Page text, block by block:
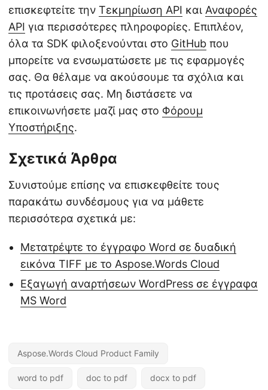
επισκεφτείτε την Τεκμηρίωση API και Αναφορές
API για περισσότερες πληροφορίες. Επιπλέον,
όλα τα SDK φιλοξενούνται στο GitHub που
μπορείτε να ενσωματώσετε με τις εφαρμογές
σας. Θα θέλαμε να ακούσουμε τα σχόλια και
τις προτάσεις σας. Μη διστάσετε να
επικοινωνήσετε μαζί μας στο Φόρουμ
Υποστήριξης.
Σχετικά Άρθρα
Συνιστούμε επίσης να επισκεφθείτε τους
παρακάτω συνδέσμους για να μάθετε
περισσότερα σχετικά με:
Μετατρέψτε το έγγραφο Word σε δυαδική
εικόνα TIFF με το Aspose.Words Cloud
Εξαγωγή αναρτήσεων WordPress σε έγγραφα
MS Word
Aspose.Words Cloud Product Family
word to pdf doc to pdf docx to pdf